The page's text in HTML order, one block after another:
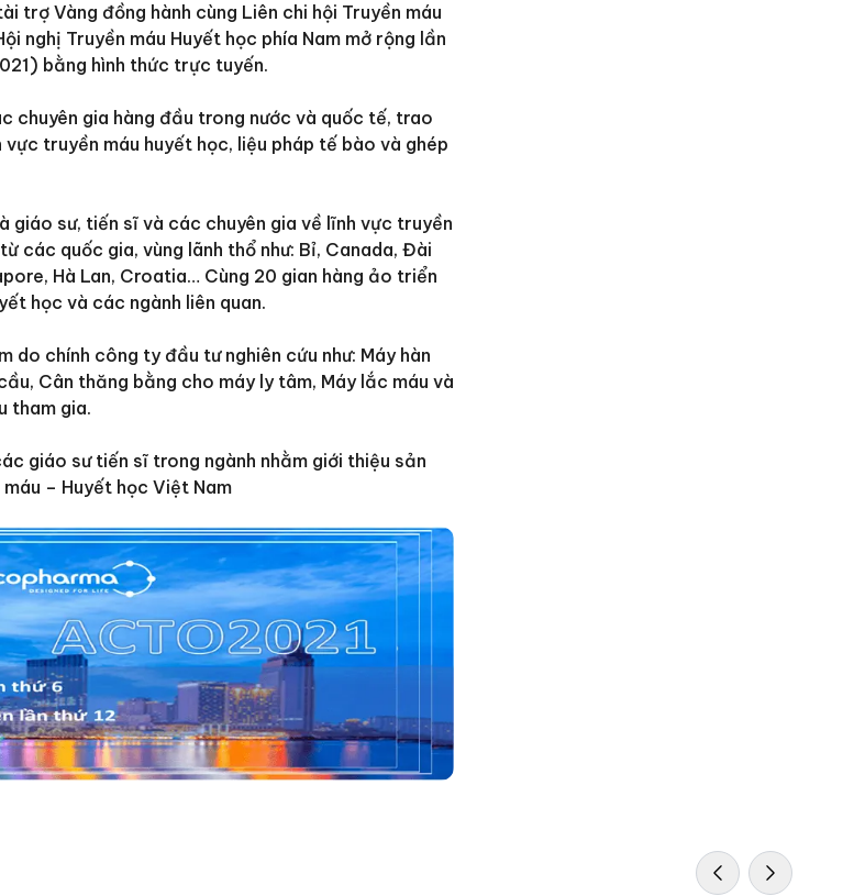
trợ Vàng đồng hành cùng Liên chi hội Truyền máu
nghị Truyền máu Huyết học phía Nam mở rộng lần
bằng hình thức trực tuyến.
chuyên gia hàng đầu trong nước và quốc tế, trao
truyền máu huyết học, liệu pháp tế bào và ghép
giáo sư, tiến sĩ và các chuyên gia về lĩnh vực truyền
các quốc gia, vùng lãnh thổ như: Bỉ, Canada, Đài
Hà Lan, Croatia… Cùng 20 gian hàng ảo triển
học và các ngành liên quan.
do chính công ty đầu tư nghiên cứu như: Máy hàn
Cân thăng bằng cho máy ly tâm, Máy lắc máu và
tham gia.
giáo sư tiến sĩ trong ngành nhằm giới thiệu sản
– Huyết học Việt Nam